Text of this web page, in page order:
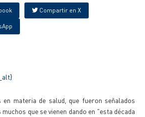
Compartir en X
materia de salud, que fueron señalados
que se vienen dando en "esta década